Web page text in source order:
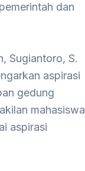
dan
Sugiantoro, S.
aspirasi
gedung
mahasiswa
aspirasi